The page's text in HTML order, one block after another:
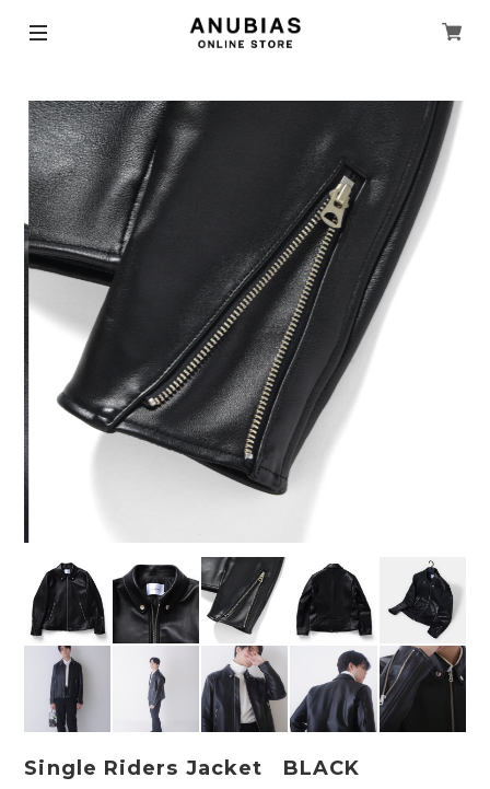
Single Riders Jacket BLACK